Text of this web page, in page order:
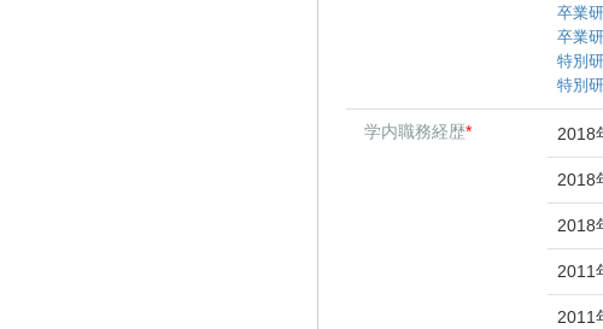
卒業
卒業
特別
特別
学内職務経歴* 2018
2018
2018
2011
2011